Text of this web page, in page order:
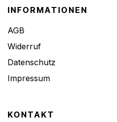
INFORMATIONEN
AGB
Widerruf
Datenschutz
Impressum
KONTAKT